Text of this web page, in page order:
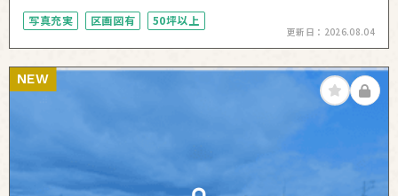
写真充実 区画図有 50坪以上
更新日： 2026.08.04
NEW